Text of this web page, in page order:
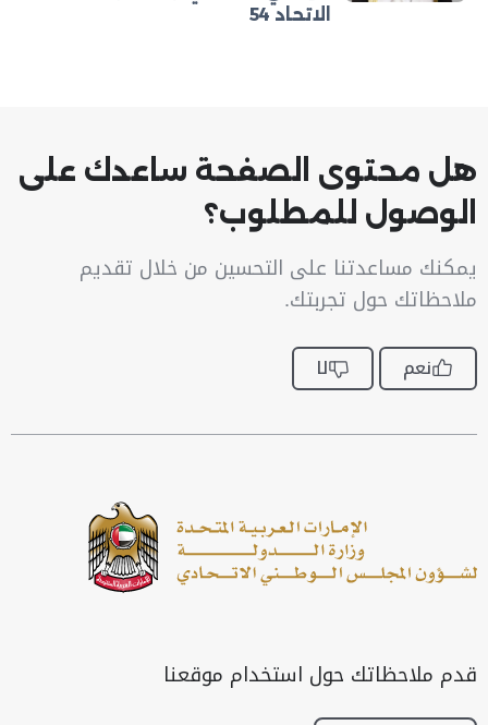
الاتحاد 54
هل محتوى الصفحة ساعدك على
الوصول للمطلوب؟
يمكنك مساعدتنا على التحسين من خلال تقديم
ملاحظاتك حول تجربتك.
نعم لا
قدم ملاحظاتك حول استخدام موقعنا